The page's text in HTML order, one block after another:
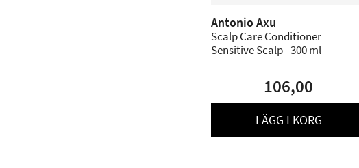
Antonio Axu
Scalp Care Conditioner
Sensitive Scalp - 300 ml
106,00
LÄGG I KORG